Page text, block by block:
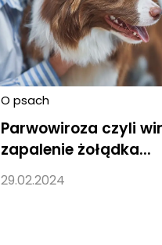
O psach
Parwowiroza czyli
zapalenie żołądka...
29.02.2024